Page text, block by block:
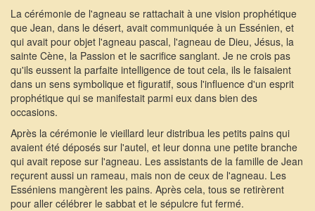
La cérémonie de l'agneau se rattachait à une vision prophétique
que Jean, dans le désert, avait communiquée à un Essénien, et
qui avait pour objet l'agneau pascal, l'agneau de Dieu, Jésus, la
sainte Cène, la Passion et le sacrifice sanglant. Je ne crois pas
qu'ils eussent la parfaite intelligence de tout cela, ils le faisaient
dans un sens symbolique et figuratif, sous l'influence d'un esprit
prophétique qui se manifestait parmi eux dans bien des
occasions.
Après la cérémonie le vieillard leur distribua les petits pains qui
avaient été déposés sur l'autel, et leur donna une petite branche
qui avait repose sur l'agneau. Les assistants de la famille de Jean
reçurent aussi un rameau, mais non de ceux de l'agneau. Les
Esséniens mangèrent les pains. Après cela, tous se retirèrent
pour aller célébrer le sabbat et le sépulcre fut fermé.